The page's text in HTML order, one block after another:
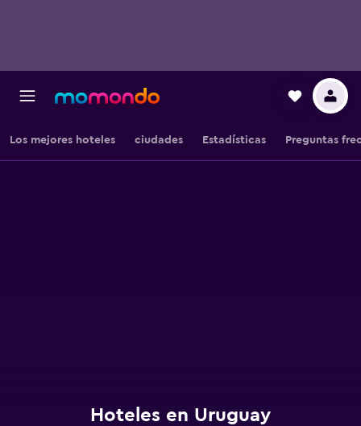
Los mejores hoteles ciudades Estadísticas Preguntas
Hoteles en Uruguay